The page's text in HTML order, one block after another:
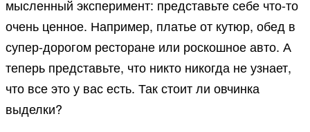
мысленный эксперимент: представьте себе что-то
очень ценное. Например, платье от кутюр, обед в
супер-дорогом ресторане или роскошное авто. А
теперь представьте, что никто никогда не узнает,
что все это у вас есть. Так стоит ли овчинка
выделки?